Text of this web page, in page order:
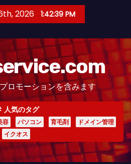
2026 1:42:39 PM
ロモーションを含みます
人気のタグ
容 パソコン 育毛剤
ドメイン管理
イクオス